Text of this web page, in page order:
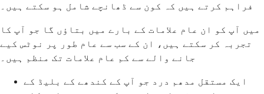
فراہم کرتے ہیں کہ کون سے ڈھانچے شامل ہو سکتے ہیں۔
میں آپ کو ان عام علامات کے بارے میں بتاؤں گا جو آپ کا
تجربہ کر سکتے ہیں، ان کے سب سے عام طور پر نوٹس کیے
جانے والے سے کم عام علامات تک منظم ہیں۔
ایک مستقل مدھم درد جو آپ کے کندھے کے بلیڈ کے